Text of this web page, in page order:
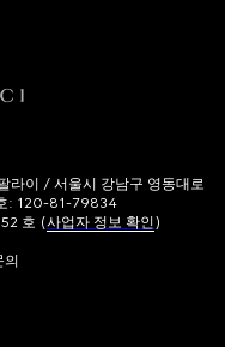
라이 / 서울시 강남구 영동대로
: 120-81-79834
호 (사업자 정보 확인)